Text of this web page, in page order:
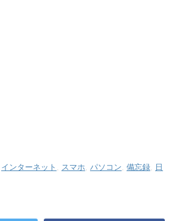
インターネット スマホ パソコン 備忘録
日